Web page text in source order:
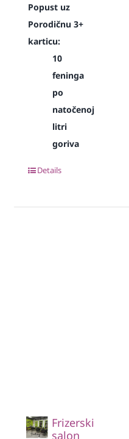
Popust uz
Porodičnu 3+
karticu:
10
feninga
po
natočenoj
litri
goriva
Details
Frizerski
salon